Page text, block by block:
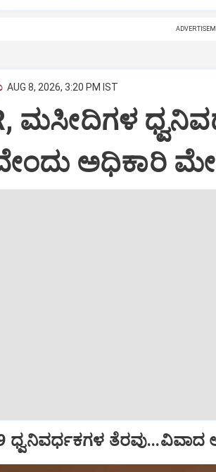
AUG 8, 2026, 3:20 PM IST
ಮಸೀದಿಗಳ
ಅಧಿಕಾರಿ
ಧ್ವನಿವರ್ಧಕಗಳ